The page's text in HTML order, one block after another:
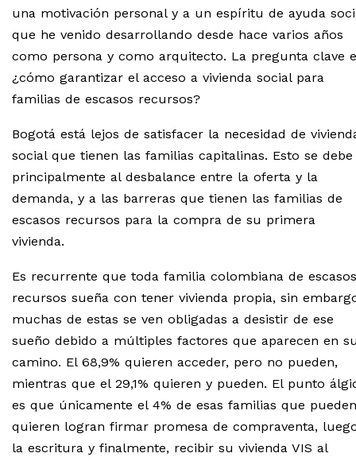
una motivación personal y a un espíritu de ayuda
que he venido desarrollando desde hace varios años
como persona y como arquitecto. La pregunta clave
¿cómo garantizar el acceso a vivienda social para
familias de escasos recursos?
Bogotá está lejos de satisfacer la necesidad de
social que tienen las familias capitalinas. Esto se debe
principalmente al desbalance entre la oferta y la
demanda, y a las barreras que tienen las familias de
escasos recursos para la compra de su primera
vivienda.
Es recurrente que toda familia colombiana de escasos
recursos sueña con tener vivienda propia, sin
muchas de estas se ven obligadas a desistir de ese
sueño debido a múltiples factores que aparecen en
camino. El 68,9% quieren acceder, pero no pueden,
mientras que el 29,1% quieren y pueden. El punto
es que únicamente el 4% de esas familias que
quieren logran firmar promesa de compraventa,
la escritura y finalmente, recibir su vivienda VIS al